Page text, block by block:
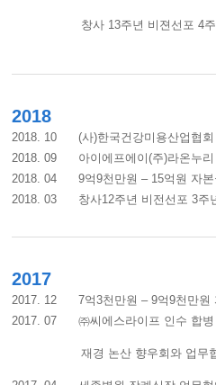
창사 13주년 비젼선포 4
2018
2018. 10 (사)한국건강미용산업협회
2018. 09 아이에프에이(주)라온누리
2018. 04 9억9천만원 – 15억원 자본
2018. 03 창사12주년 비전선포 3주
2017
2017. 12 7억3천만원 – 9억9천만원
2017. 07 ㈜씨에스라이프 인수 합병
재경 논산 향우회와 업무